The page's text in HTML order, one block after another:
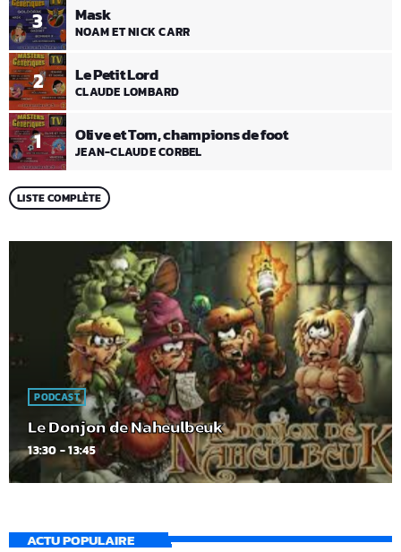
1 Olive et Tom, champions de foot
JEAN-CLAUDE CORBEL
2 Le Petit Lord
CLAUDE LOMBARD
3 Mask
NOAM ET NICK CARR
LISTE COMPLÈTE
PODCAST
Le Donjon de Naheulbeuk
13:30 - 13:45
ACTU POPULAIRE